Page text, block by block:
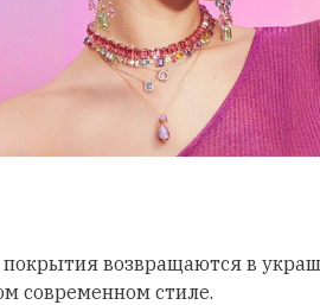
возвращаются в
современном стиле.